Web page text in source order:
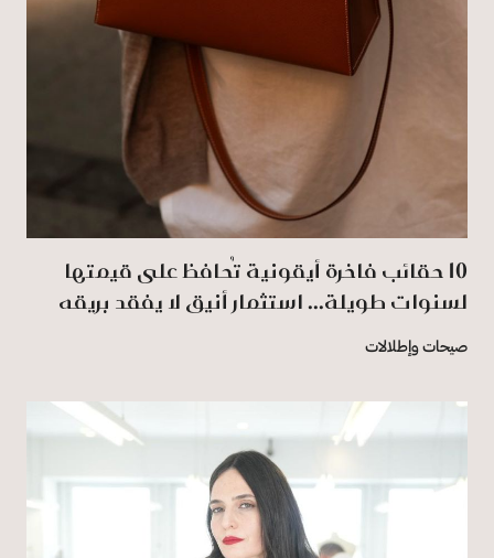
‏10‏‎ ‎حقائب فاخرة أيقونية تُحافظ على قيمتها
لسنوات طويلة... استثمار أنيق لا يفقد بريقه
صيحات وإطلالات